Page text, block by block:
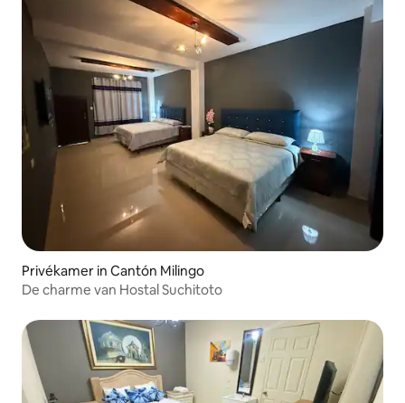
Privékamer in Cantón Milingo
De charme van Hostal Suchitoto